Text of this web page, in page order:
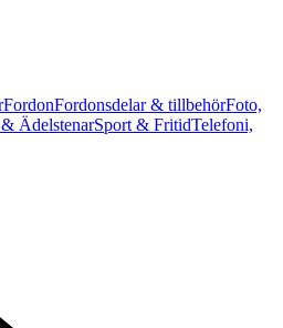
FordonFordonsdelar & tillbehörFoto,
ÄdelstenarSport & FritidTelefoni,